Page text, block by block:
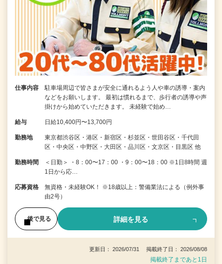
仕事内容
駐車場周辺で皆さまが安全に通れるよう人や車の誘導・案内
などをお願いします。 最初は慣れるまで、歩行者の誘導や声
掛けから始めていただきます。 未経験で始め…
給与 日給10,400円〜13,700円
勤務地
東京都渋谷区・港区・新宿区・杉並区・世田谷区・千代田
区・中央区・中野区・大田区・品川区・文京区・目黒区 他
勤務時間
＜日勤＞ ・8：00〜17：00 ・9：00〜18：00 ※1日8時間 週
1日から応…
応募資格
無資格・未経験OK！ ※18歳以上：警備業法による（例外事
由2号）
後で見る 詳細を見る
更新日： 2026/07/31 掲載終了日： 2026/08/08
掲載終了まであと1日